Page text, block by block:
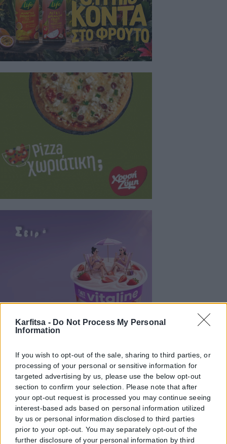
Karfitsa - Do Not Process My Personal
Information
If you wish to opt-out of the sale, sharing to third parties, or
processing of your personal or sensitive information for
targeted advertising by us, please use the below opt-out
section to confirm your selection. Please note that after
your opt-out request is processed you may continue seeing
interest-based ads based on personal information utilized
by us or personal information disclosed to third parties
prior to your opt-out. You may separately opt-out of the
further disclosure of your personal information by third